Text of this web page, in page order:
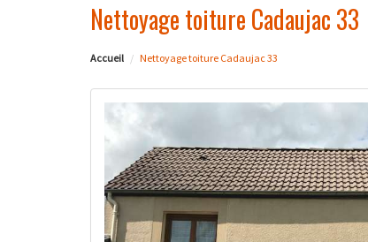
Nettoyage toiture Cadaujac 33
Accueil Nettoyage toiture Cadaujac 33